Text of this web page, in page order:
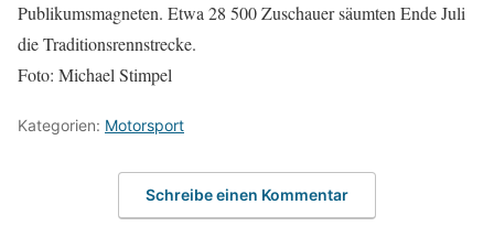
Publikumsmagneten. Etwa 28 500 Zuschauer säumten Ende Juli
die Traditionsrennstrecke.
Foto: Michael Stimpel
Kategorien: Motorsport
Schreibe einen Kommentar